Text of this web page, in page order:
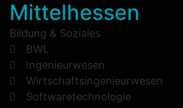
Mittelhessen
Bildung & Soziales
BWL
Ingenieurwesen
Wirtschaftsingenieurwesen
Softwaretechnologie